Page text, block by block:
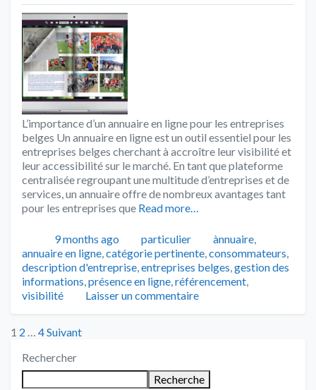
L’importance d’un annuaire en ligne pour les entreprises
belges Un annuaire en ligne est un outil essentiel pour les
entreprises belges cherchant à accroître leur visibilité et
leur accessibilité sur le marché. En tant que plateforme
centralisée regroupant une multitude d’entreprises et de
services, un annuaire offre de nombreux avantages tant
pour les entreprises que Read more…
Publié9 months ago Catégories
particulier Tags
ànnuaire,
annuaire en ligne,catégorie pertinente,consommateurs,
description d'entreprise,entreprises belges,gestion des
informations,présence en ligne,référencement,
visibilité
Laisser un commentaire
Posts
pagination
1 2 … 4Suivant
Rechercher
Recherche